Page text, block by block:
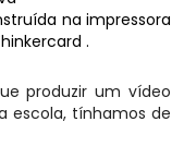
na impressora
.
produzir um vídeo
escola, tínhamos de